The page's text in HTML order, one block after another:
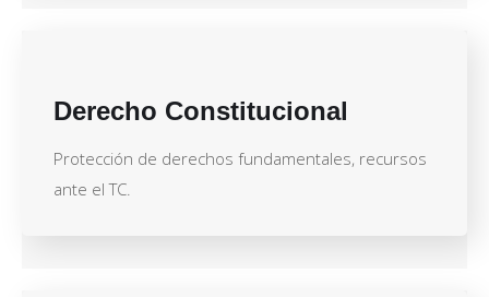
Derecho Constitucional
Protección de derechos fundamentales, recursos
ante el TC.